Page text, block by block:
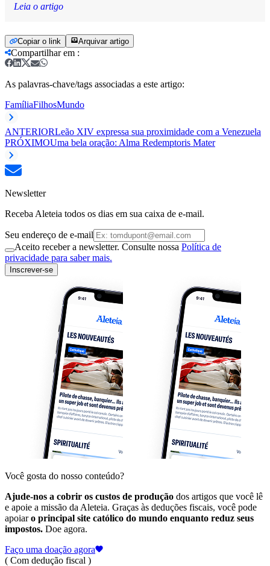
Leia o artigo
Copiar o link Arquivar artigo
Compartilhar em :
As palavras-chave/tags associadas a este artigo:
FamíliaFilhosMundo
ANTERIORLeão XIV expressa sua proximidade com a Venezuela
PRÓXIMOUma bela oração: Alma Redemptoris Mater
Newsletter
Receba Aleteia todos os dias em sua caixa de e-mail.
Seu endereço de e-mail
Aceito receber a newsletter. Consulte nossa Política de
privacidade para saber mais.
Inscrever-se
Você gosta do nosso conteúdo?
Ajude-nos a cobrir os custos de produção dos artigos que você lê
e apoie a missão da Aleteia. Graças às deduções fiscais, você pode
apoiaro principal site católico do mundo enquanto reduz seus
impostos. Doe agora.
Faço uma doação agora
( Com dedução fiscal )